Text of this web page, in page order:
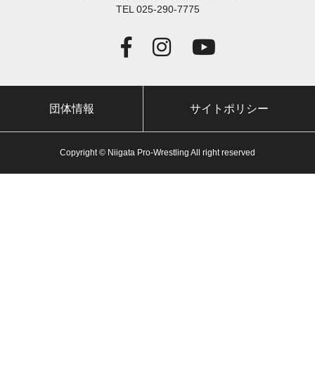
TEL 025-290-7775
団体情報 サイトポリシー
Copyright © Niigata Pro-Wrestling All right reserved